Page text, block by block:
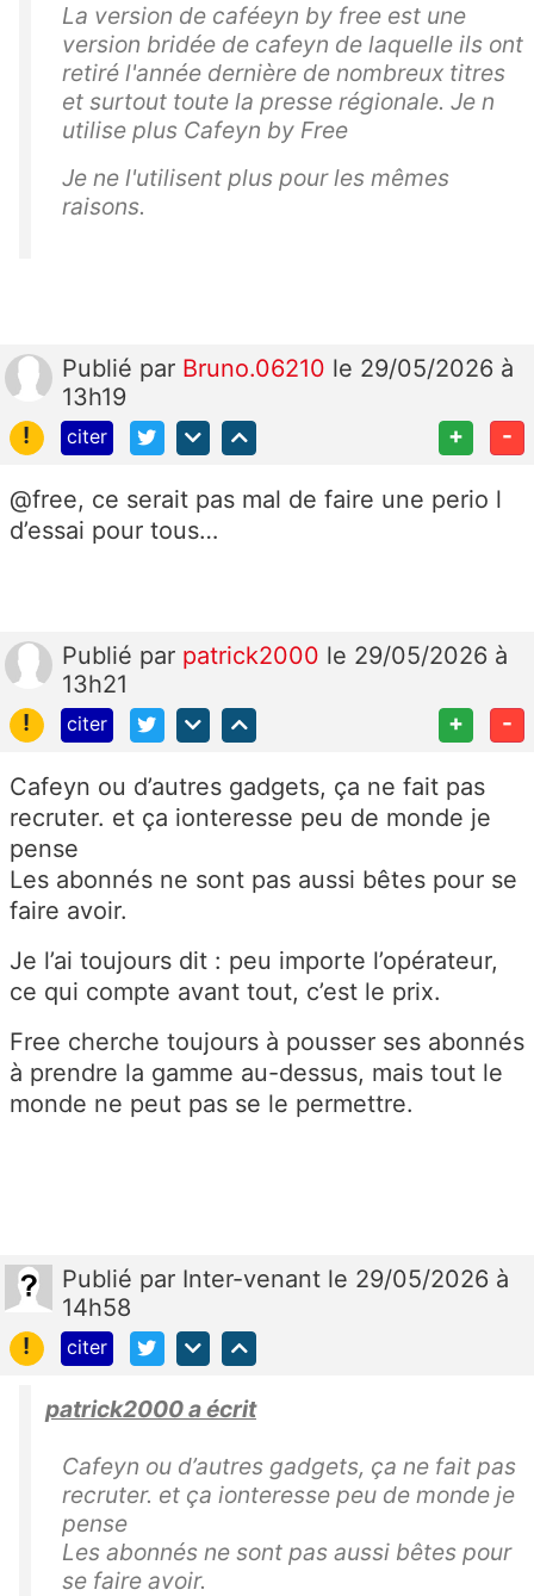
La version de caféeyn by free est une
version bridée de cafeyn de laquelle ils ont
retiré l'année dernière de nombreux titres
et surtout toute la presse régionale. Je n
utilise plus Cafeyn by Free
Je ne l'utilisent plus pour les mêmes
raisons.
Publié par Bruno.06210 le 29/05/2026 à
13h19
!
citer + -
@free, ce serait pas mal de faire une perio l
d’essai pour tous…
Publié par patrick2000 le 29/05/2026 à
13h21
!
citer + -
Cafeyn ou d’autres gadgets, ça ne fait pas
recruter. et ça ionteresse peu de monde je
pense
Les abonnés ne sont pas aussi bêtes pour se
faire avoir.
Je l’ai toujours dit : peu importe l’opérateur,
ce qui compte avant tout, c’est le prix.
Free cherche toujours à pousser ses abonnés
à prendre la gamme au-dessus, mais tout le
monde ne peut pas se le permettre.
Publié par Inter-venant le 29/05/2026 à
14h58
!
citer
patrick2000 a écrit
Cafeyn ou d’autres gadgets, ça ne fait pas
recruter. et ça ionteresse peu de monde je
pense
Les abonnés ne sont pas aussi bêtes pour
se faire avoir.